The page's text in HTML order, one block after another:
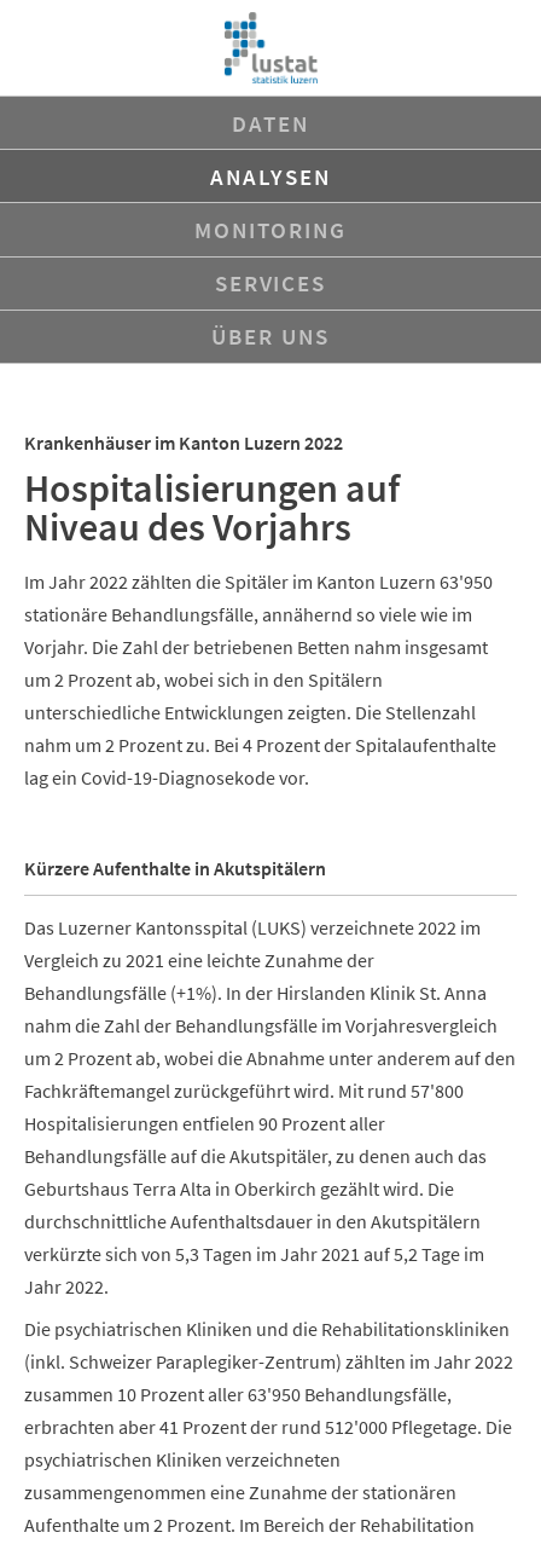
DATEN
ANALYSEN
MONITORING
SERVICES
ÜBER UNS
Krankenhäuser im Kanton Luzern 2022
Hospitalisierungen auf
Niveau des Vorjahrs
Im Jahr 2022 zählten die Spitäler im Kanton Luzern 63'950
stationäre Behandlungsfälle, annähernd so viele wie im
Vorjahr. Die Zahl der betriebenen Betten nahm insgesamt
um 2 Prozent ab, wobei sich in den Spitälern
unterschiedliche Entwicklungen zeigten. Die Stellenzahl
nahm um 2 Prozent zu. Bei 4 Prozent der Spitalaufenthalte
lag ein Covid-19-Diagnosekode vor.
Kürzere Aufenthalte in Akutspitälern
Das Luzerner Kantonsspital (LUKS) verzeichnete 2022 im
Vergleich zu 2021 eine leichte Zunahme der
Behandlungsfälle (+1%). In der Hirslanden Klinik St. Anna
nahm die Zahl der Behandlungsfälle im Vorjahresvergleich
um 2 Prozent ab, wobei die Abnahme unter anderem auf den
Fachkräftemangel zurückgeführt wird. Mit rund 57'800
Hospitalisierungen entfielen 90 Prozent aller
Behandlungsfälle auf die Akutspitäler, zu denen auch das
Geburtshaus Terra Alta in Oberkirch gezählt wird. Die
durchschnittliche Aufenthaltsdauer in den Akutspitälern
verkürzte sich von 5,3 Tagen im Jahr 2021 auf 5,2 Tage im
Jahr 2022.
Die psychiatrischen Kliniken und die Rehabilitationskliniken
(inkl. Schweizer Paraplegiker-Zentrum) zählten im Jahr 2022
zusammen 10 Prozent aller 63'950 Behandlungsfälle,
erbrachten aber 41 Prozent der rund 512'000 Pflegetage. Die
psychiatrischen Kliniken verzeichneten
zusammengenommen eine Zunahme der stationären
Aufenthalte um 2 Prozent. Im Bereich der Rehabilitation